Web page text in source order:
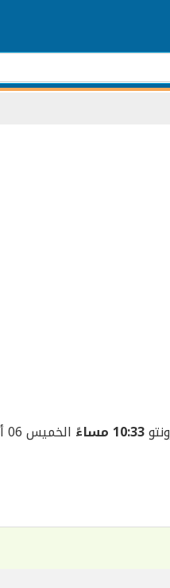
10:33 مساءً
الخميس 06 أغسطس 2026.